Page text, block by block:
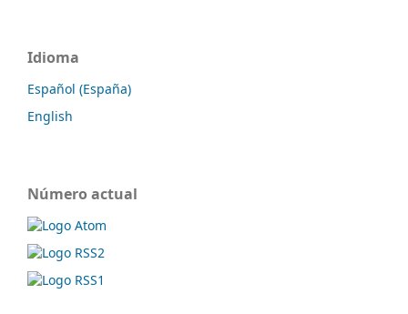
Idioma
Español (España)
English
Número actual